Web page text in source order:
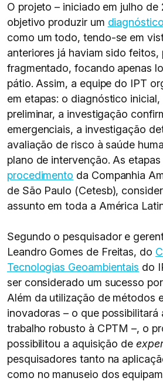
O projeto – iniciado em julho de
objetivo produzir um
como um todo, tendo-se em
anteriores já haviam sido feitos,
fragmentado, focando apenas
pátio. Assim, a equipe do IPT
em etapas: o diagnóstico inicial,
preliminar, a investigação
emergenciais, a investigação
avaliação de risco à saúde
plano de intervenção. As
procedimento da Companhia
de São Paulo (Cetesb),
assunto em toda a América
Segundo o pesquisador e
Leandro Gomes de Freitas, do
Tecnologias Geoambientais do
ser considerado um sucesso
Além da utilização de métodos
inovadoras – o que possibilitará
trabalho robusto à CPTM –, o
possibilitou a aquisição de
pesquisadores tanto na
como no manuseio dos